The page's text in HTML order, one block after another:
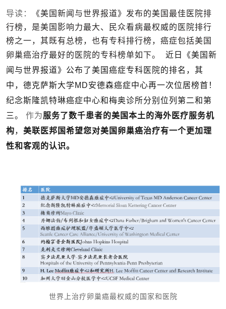
导读：
《美国新闻与世界报道》发布的美国最佳医院排
行榜，是美国影响力最大、民众看病最权威的医院排行
榜之一，其既有总榜，也有专科排行榜，癌症包括美国
卵巢癌治疗最好的医院的专科榜单如下。
近日
《美国新
闻与世界报道》公布了美国癌症专科医院的排名，其
中， 德克萨斯大学MD安德森癌症中心再一次位居榜首！
纪念斯隆凯特琳癌症中心和梅奥诊所分别位列第二和第
三。 作为服务了数千患者的美国本土的海外医疗服务机
构， 美联医邦国希望您对美国卵巢癌治疗有一个更加理
性和客观的认识。
世界上治疗卵巢癌最权威的国家和医院